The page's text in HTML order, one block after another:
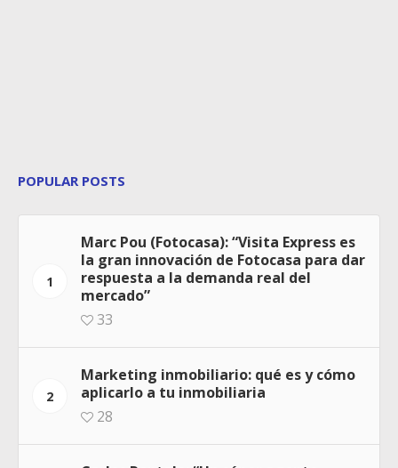
POPULAR POSTS
1
Marc Pou (Fotocasa): “Visita Express es
la gran innovación de Fotocasa para dar
respuesta a la demanda real del
mercado”
33
2
Marketing inmobiliario: qué es y cómo
aplicarlo a tu inmobiliaria
28